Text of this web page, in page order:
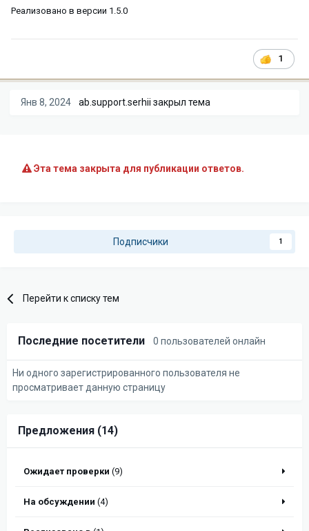
Реализовано в версии 1.5.0
1
Янв 8, 2024 ab.support.serhii закрыл тема
Эта тема закрыта для публикации ответов.
Подписчики 1
Перейти к списку тем
Последние посетители 0 пользователей онлайн
Ни одного зарегистрированного пользователя не
просматривает данную страницу
Предложения (14)
Ожидает проверки (9)
На обсуждении (4)